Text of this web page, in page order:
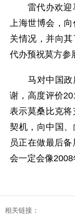
雷代办欢迎
上海世博会，
关情况，并向
代办预祝莫方参
马对中国政
谢，高度评价
表示莫桑比克
契机，向中国
员正在做最后
会一定会像2008
相关链接：